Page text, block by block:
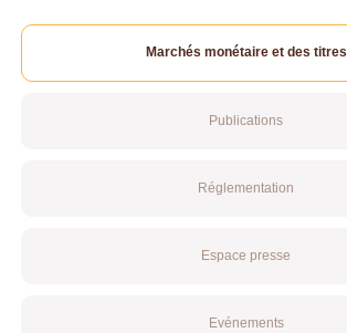
Marchés monétaire et des titres
Publications
Réglementation
Espace presse
Evénements